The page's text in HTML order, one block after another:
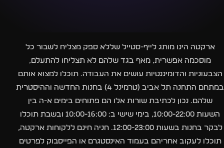
ארקטה הינו מותג לייף-סטייל שללא ספק מצליח לשבור כל
מוסכמה אפשרית, מאף בגד שלהם לא תצליחו להתעלם,
הצבעוניות והדומיננטיות עושים את העבודה. תוכלו למצוא אותם
במתחם התחנה תל אביב (טרמינל 4) בחנות החדשה וההיסטרית
שלהם. נכון לכתיבת שורות אלו הם פתוחים בימים א-ה בין
השעות 10:00-22:00, בימי שישי ב: 10:00-16:00 ובשבת תוכלו
לבקר בחנות בשעות 12:00-23:00. חניה חינם ללקוחות ארקטה,
תוכלו לעקוב אחריהם בעמוד האינסטגרם או הפייסבוק לפרטים